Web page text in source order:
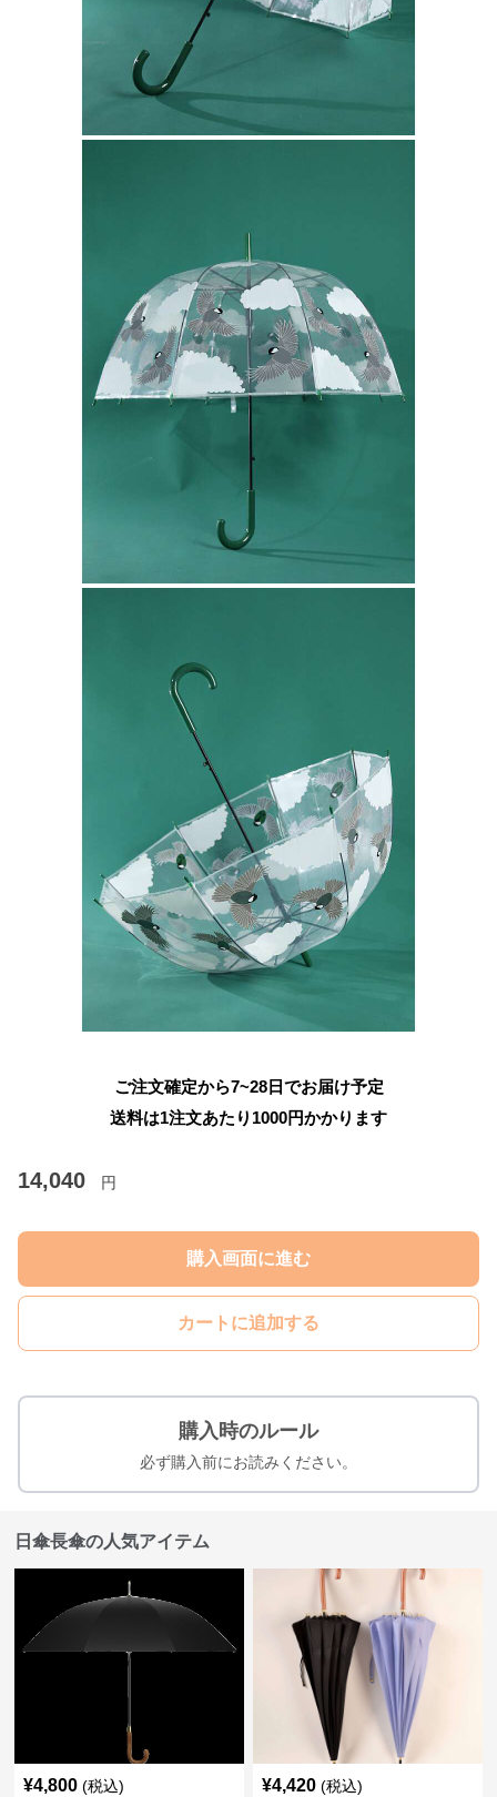
ご注文確定から7~28日でお届け予定
送料は1注文あたり 1000円かかります
14,040 円
購入画面に進む
カートに追加する
購入時のルール
必ず購入前にお読みください。
日傘長傘の人気アイテム
¥4,800 (税込) ¥4,420 (税込)